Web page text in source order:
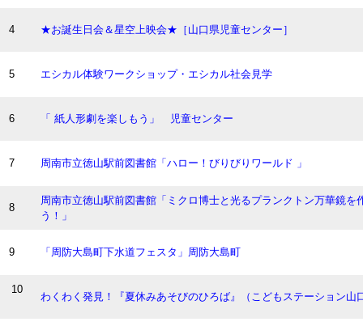
4 ★お誕生日会＆星空上映会★［山口県児童センター］
5 エシカル体験ワークショップ・エシカル社会見学
6 「 紙人形劇を楽しもう」 児童センター
7 周南市立徳山駅前図書館「ハロー！びりびりワールド 」
8
周南市立徳山駅前図書館「ミクロ博士と光るプランクトン万華鏡を
う！」
9 「周防大島町下水道フェスタ」周防大島町
10
わくわく発見！『夏休みあそびのひろば』（こどもステーション山